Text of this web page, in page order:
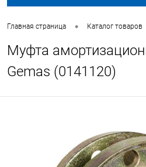
Главная страница • Каталог товаров
Муфта
Gemas (0141120)